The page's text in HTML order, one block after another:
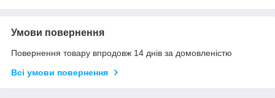
Умови повернення
Повернення товару впродовж 14 днів за домовленістю
Всі умови повернення